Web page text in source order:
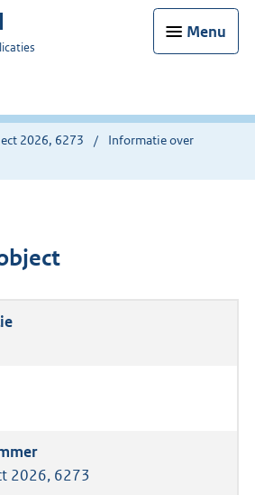
Menu
2026, 6273
Informatie over
2026, 6273